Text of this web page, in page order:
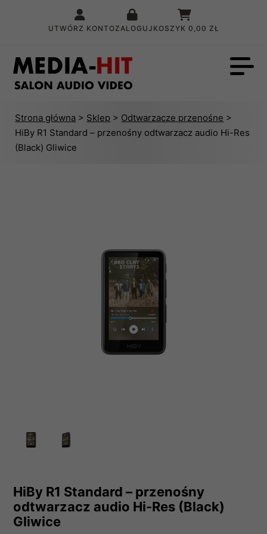
UTWÓRZ KONTOZALOGUJ KOSZYK 0,00 ZŁ
Strona główna > Sklep > Odtwarzacze przenośne >
HiBy R1 Standard – przenośny odtwarzacz audio Hi-Res
(Black) Gliwice
HiBy R1 Standard – przenośny
odtwarzacz audio Hi-Res (Black)
Gliwice